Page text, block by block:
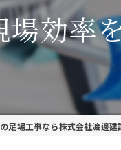
効率
足場工事なら株式会社渡邊建